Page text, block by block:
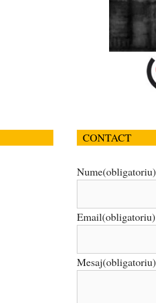
CONTACT
Nume(obligatoriu)
Email(obligatoriu)
Mesaj(obligatoriu)